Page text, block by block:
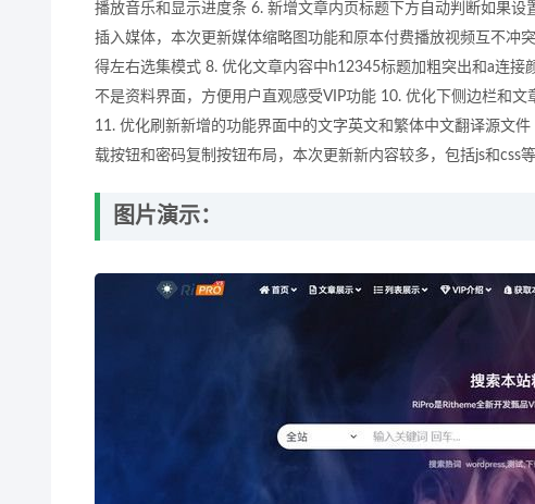
播放音乐和显示进度条 6. 新增文章内页标题下方自动判断如果
插入媒体，本次更新媒体缩略图功能和原本付费播放视频互不冲
得左右选集模式 8. 优化文章内容中h12345标题加粗突出和a连
不是资料界面，方便用户直观感受VIP功能 10. 优化下侧边栏和
11. 优化刷新新增的功能界面中的文字英文和繁体中文翻译源文
载按钮和密码复制按钮布局，本次更新新内容较多，包括js和css
图片演示：